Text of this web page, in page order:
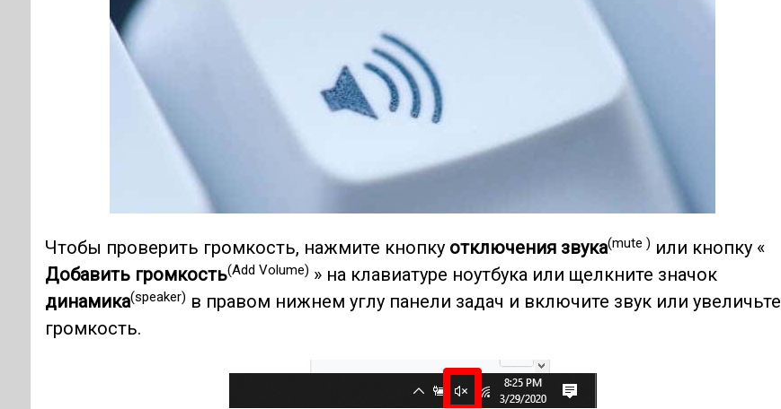
Чтобы проверить громкость, нажмите кнопку отключения звука(mute ) или кнопку «
Добавить громкость(Add Volume) » на клавиатуре ноутбука или щелкните значок
динамика(speaker) в правом нижнем углу панели задач и включите звук или увеличьте
громкость.